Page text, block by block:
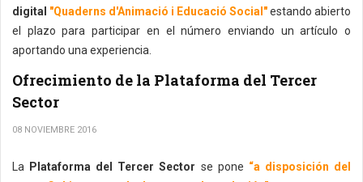
digital "Quaderns d'Animació i Educació Social"estando abierto
el plazo para participar en el número enviando un artículo o
aportando una experiencia.
Ofrecimiento de la Plataforma del Tercer
Sector
08 NOVIEMBRE 2016
La Plataforma del Tercer Sector se pone “a disposición del